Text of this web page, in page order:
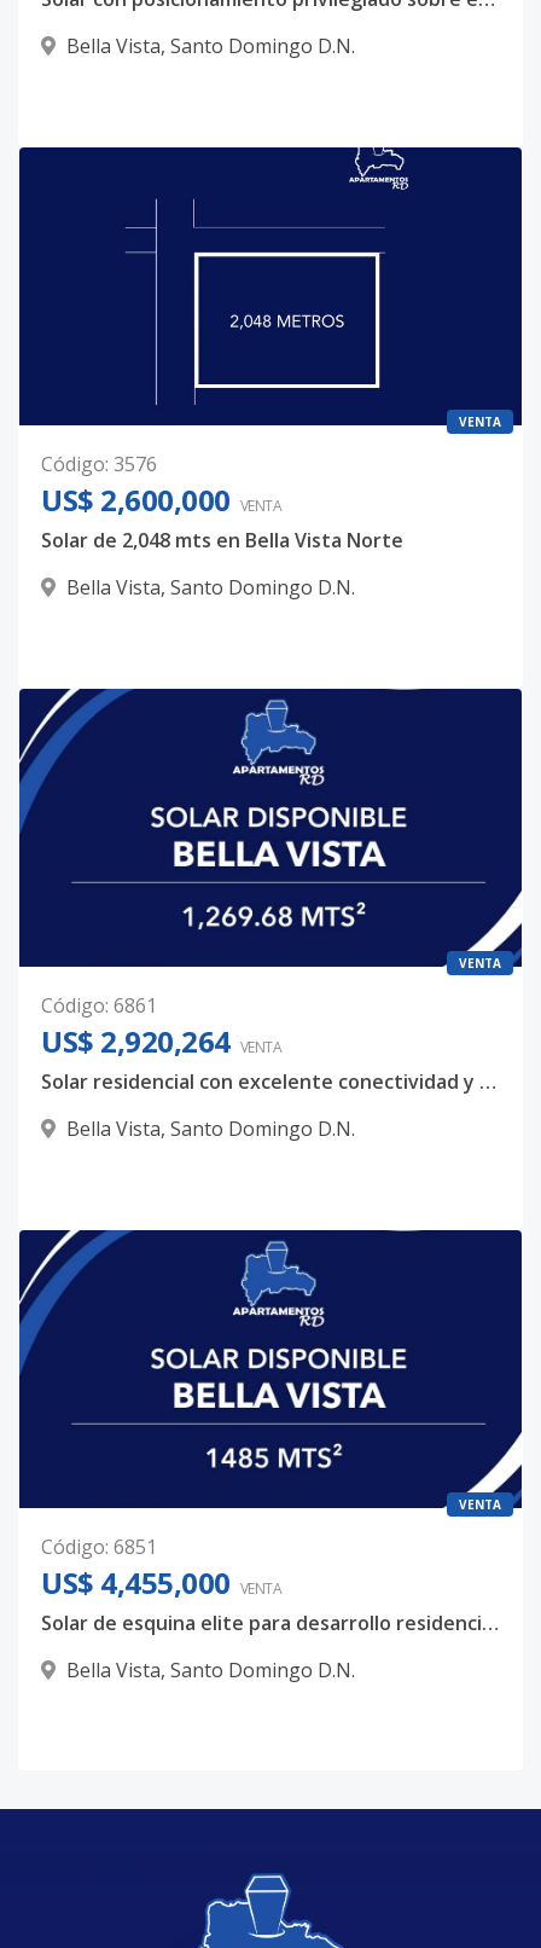
Bella Vista, Santo Domingo D.N.
VENTA
Código: 3576
US$ 2,600,000 VENTA
Solar de 2,048 mts en Bella Vista Norte
Bella Vista, Santo Domingo D.N.
VENTA
Código: 6861
US$ 2,920,264 VENTA
Solar residencial con excelente conectividad y escala óptima de proyecto – Bella Vista
Bella Vista, Santo Domingo D.N.
VENTA
Código: 6851
US$ 4,455,000 VENTA
Solar de esquina elite para desarrollo residencial o mixto – Bella Vista
Bella Vista, Santo Domingo D.N.